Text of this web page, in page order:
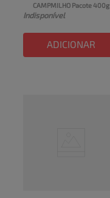
CAMPMILHO Pacote 400g
Indisponível
ADICIONAR